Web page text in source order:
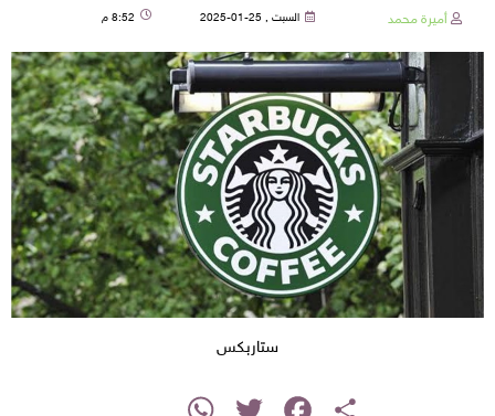
أميرة محمد السبت , 25-01-2025 8:52 م
ستاربكس
Share
Facebook
Twitter
WhatsApp